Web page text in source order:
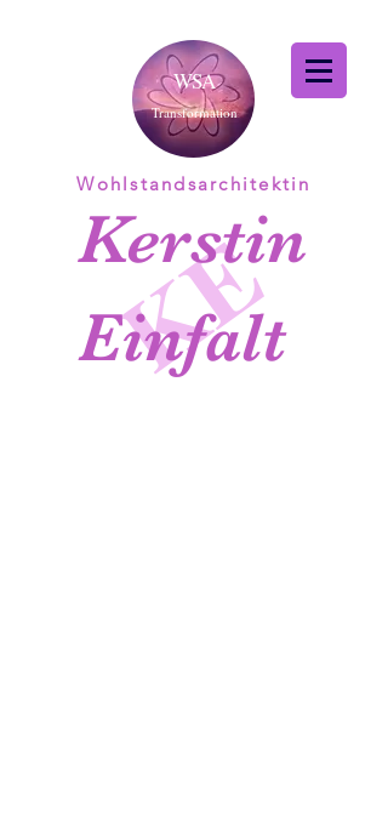
Wohlstandsarchitektin
KE
WSA
Transformation
Kerstin
Einfalt